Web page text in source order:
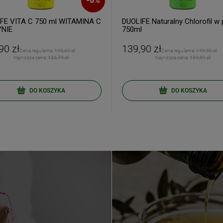
VITA C 750 ml WITAMINA C
złCena regularna: 148,60 zł
Najniższa cena: 133,74 zł
DO KOSZYKA
DUOLIFE Naturalny Chlorofil w
750ml
139,90 złCena regularna: 149,90 zł
Najniższa cena: 134,91 zł
DO KOSZYKA
RABAT 5%